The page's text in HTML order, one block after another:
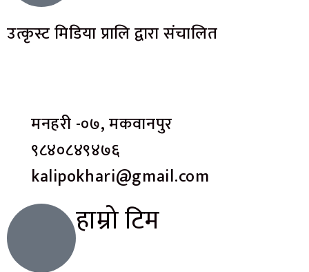
उत्कृस्ट मिडिया प्रालि द्वारा संचालित
मनहरी -०७, मकवानपुर
९८४०८४९४७६
kalipokhari@gmail.com
हाम्रो टिम